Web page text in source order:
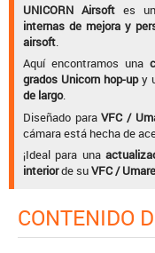
UNICORN Airsoft es
internas de mejora y
airsoft.
Aquí encontramos una
grados Unicorn hop-upy
de largo.
Diseñado paraVFC /
cámara está hecha de
¡Ideal para una
interiorde suVFC /
CONTENIDO